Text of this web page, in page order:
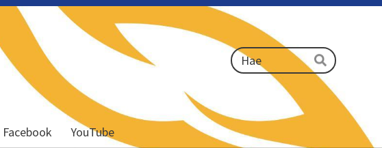
Haku
Hae
Facebook YouTube